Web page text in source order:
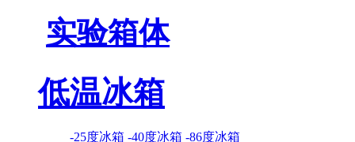
实验箱体
低温冰箱
-25度冰箱 -40度冰箱 -86度冰箱